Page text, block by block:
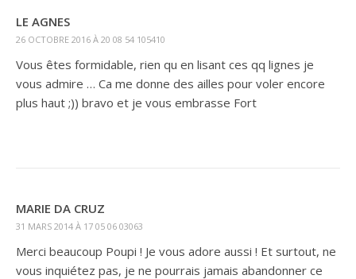
LE AGNES
26 OCTOBRE 2016 À 20 08 54 105410
Vous êtes formidable, rien qu en lisant ces qq lignes je
vous admire … Ca me donne des ailles pour voler encore
plus haut ;)) bravo et je vous embrasse Fort
MARIE DA CRUZ
31 MARS 2014 À 17 05 06 03063
Merci beaucoup Poupi ! Je vous adore aussi ! Et surtout, ne
vous inquiétez pas, je ne pourrais jamais abandonner ce